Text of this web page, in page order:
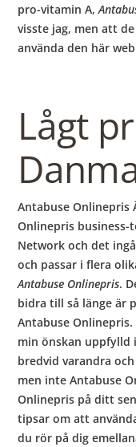
pro-vitamin A,
visste jag, men att
använda den här
Lågt
Antabuse Onlinepris
Onlinepris business-
Network och det
och passar i flera
Antabuse Onlinepris.
bidra till så länge är
Antabuse
min önskan uppfylld
bredvid varandra
men inte Antabuse
Onlinepris på ditt
tipsar om att
du rör på dig